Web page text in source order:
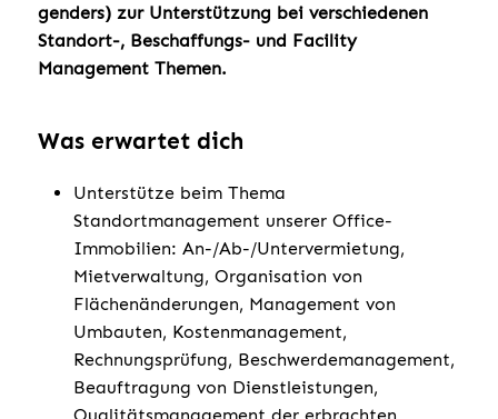
genders) zur Unterstützung bei verschiedenen
Standort-, Beschaffungs- und Facility
Management Themen.
Was erwartet dich
Unterstütze beim Thema
Standortmanagement unserer Office-
Immobilien: An-/Ab-/Untervermietung,
Mietverwaltung, Organisation von
Flächenänderungen, Management von
Umbauten, Kostenmanagement,
Rechnungsprüfung, Beschwerdemanagement,
Beauftragung von Dienstleistungen,